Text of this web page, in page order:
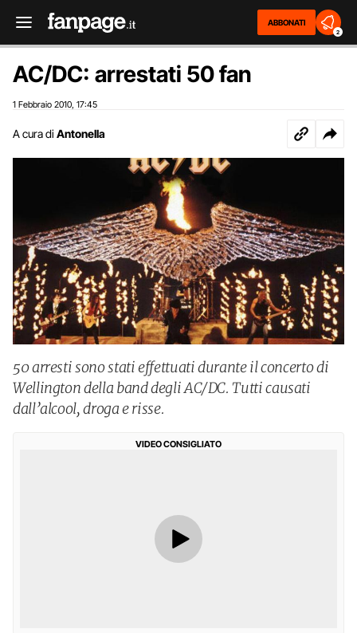
ABBONATI
2
AC/DC: arrestati 50 fan
1 Febbraio 2010 17:45
A cura di Antonella
50 arresti sono stati effettuati durante il concerto di
Wellington della band degli AC/DC. Tutti causati
dall’alcool, droga e risse.
VIDEO CONSIGLIATO